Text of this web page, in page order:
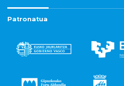
Patronatua